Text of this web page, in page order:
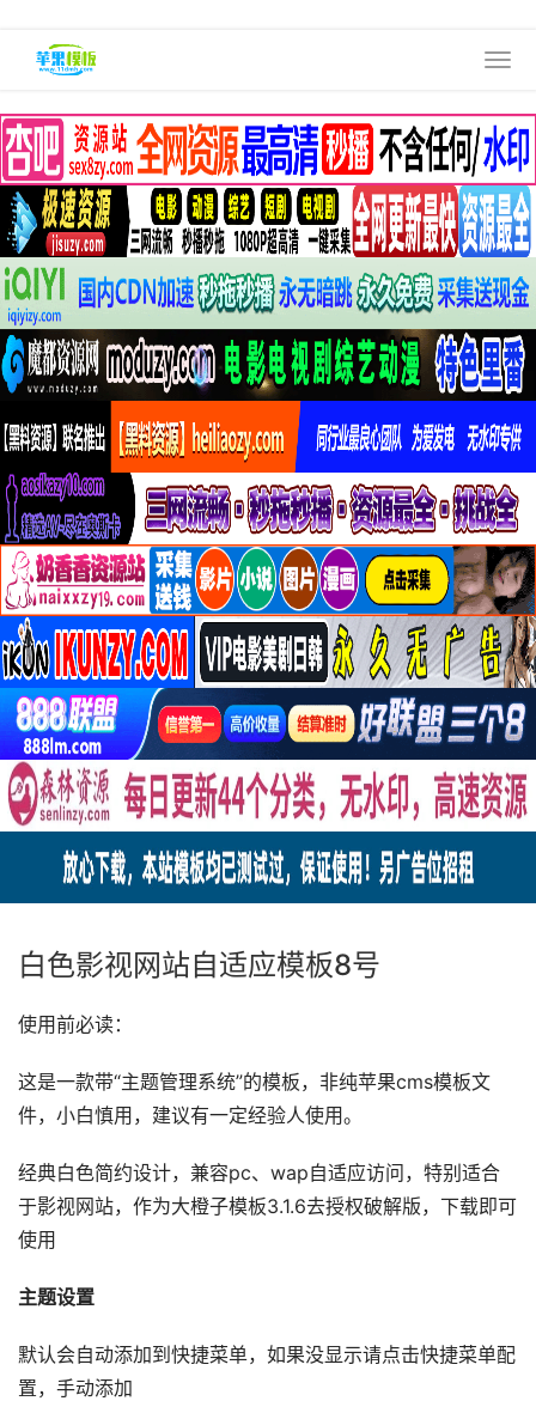
白色影视网站自适应模板8号
使用前必读：
这是一款带“主题管理系统”的模板，非纯苹果cms模板文
件，小白慎用，建议有一定经验人使用。
经典白色简约设计，兼容pc、wap自适应访问，特别适合
于影视网站，作为大橙子模板3.1.6去授权破解版，下载即可
使用
主题设置
默认会自动添加到快捷菜单，如果没显示请点击快捷菜单配
置，手动添加